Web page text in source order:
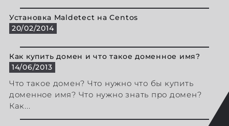
Установка Maldetect на Centos
20/02/2014
Как купить домен и что такое доменное имя?
14/06/2013
Что такое домен? Что нужно что бы купить
доменное имя? Что нужно знать про домен?
Как...